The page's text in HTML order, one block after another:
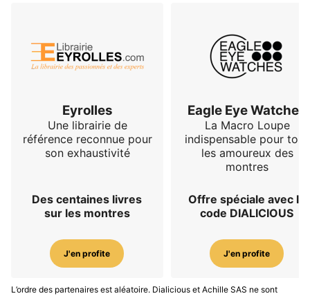
Eyrolles
Une librairie de
référence reconnue pour
son exhaustivité
Des centaines livres
sur les montres
J'en profite
Eagle Eye Watches
La Macro Loupe
indispensable pour tous
les amoureux des
montres
Offre spéciale avec le
code DIALICIOUS
J'en profite
L’ordre des partenaires est aléatoire. Dialicious et Achille SAS ne sont